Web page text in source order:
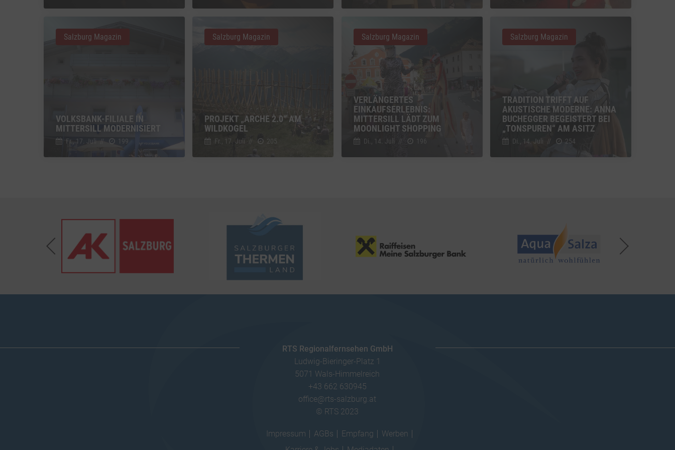
VOLKSBANK-FILIALE IN
MITTERSILL MODERNISIERT
Fr., 17. Juli // 199
Salzburg Magazin
PROJEKT „ARCHE 2.0“ AM
WILDKOGEL
Fr., 17. Juli // 205
Salzburg Magazin
VERLÄNGERTES
EINKAUFSERLEBNIS:
MITTERSILL LÄDT ZUM
MOONLIGHT SHOPPING
Di., 14. Juli // 196
Salzburg Magazin
TRADITION TRIFFT AUF
AKUSTISCHE MODERNE: ANNA
BUCHEGGER BEGEISTERT BEI
„TONSPUREN“ AM ASITZ
Di., 14. Juli // 254
Salzburg Magazin
RTS Regionalfernsehen GmbH
Ludwig-Bieringer-Platz 1
5071 Wals-Himmelreich
+43 662 630945
office@rts-salzburg.at
© RTS 2023
Impressum AGBs Empfang
Werben
zu Vimeo
YouTube